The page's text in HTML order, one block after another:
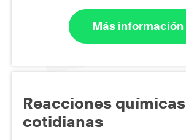
Más información
Reacciones químicas
cotidianas